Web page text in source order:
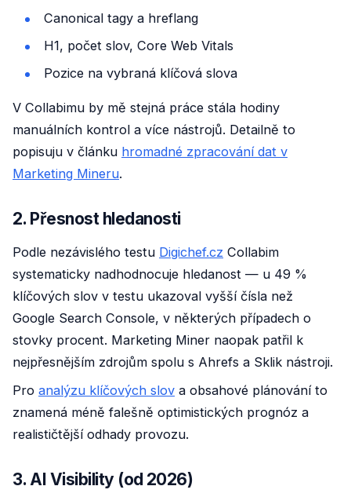
Canonical tagy a hreflang
H1, počet slov, Core Web Vitals
Pozice na vybraná klíčová slova
V Collabimu by mě stejná práce stála hodiny
manuálních kontrol a více nástrojů. Detailně to
popisuju v článku hromadné zpracování dat v
Marketing Mineru.
2. Přesnost hledanosti
Podle nezávislého testu Digichef.cz Collabim
systematicky nadhodnocuje hledanost — u 49 %
klíčových slov v testu ukazoval vyšší čísla než
Google Search Console, v některých případech o
stovky procent. Marketing Miner naopak patřil k
nejpřesnějším zdrojům spolu s Ahrefs a Sklik nástroji.
Pro analýzu klíčových slov a obsahové plánování to
znamená méně falešně optimistických prognóz a
realističtější odhady provozu.
3. AI Visibility (od 2026)